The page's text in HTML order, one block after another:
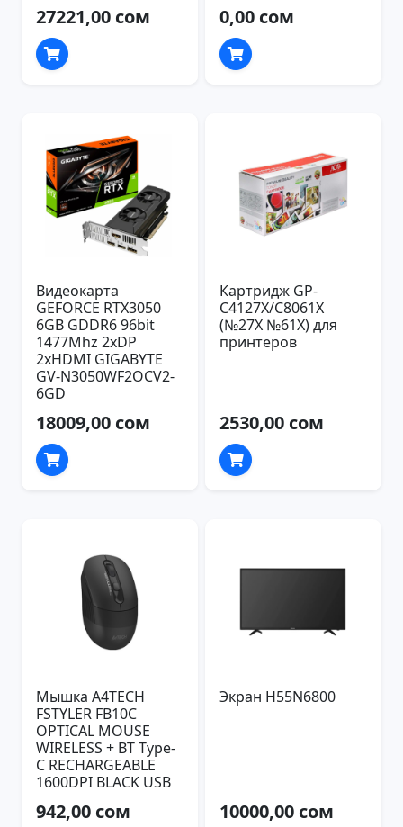
27221,00 сом 0,00 сом
Видеокарта
GEFORCE RTX3050
6GB GDDR6 96bit
1477Mhz 2xDP
2xHDMI GIGABYTE
GV-N3050WF2OCV2-
6GD
18009,00 сом
Картридж GP-
C4127X/C8061X
(№27X №61X) для
принтеров
2530,00 сом
Мышка A4TECH
FSTYLER FB10C
OPTICAL MOUSE
WIRELESS + BT Type-
C RECHARGEABLE
1600DPI BLACK USB
942,00 сом
Экран H55N6800
10000,00 сом